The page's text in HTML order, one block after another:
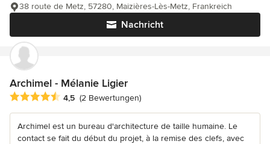
Nachricht
38 route de Metz, 57280, Maizières-Lès-Metz, Frankreich
Archimel - Mélanie Ligier
Durchschnittliche Bewertung: 4.5 von 5 Sternen
4,5 (2 Bewertungen)
Archimel est un bureau d'architecture de taille humaine. Le
contact se fait du début du projet, à la remise des clefs, avec